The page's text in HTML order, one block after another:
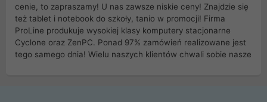
cenie, to zapraszamy! U nas zawsze niskie ceny! Znajdzie się
też tablet i notebook do szkoły, tanio w promocji! Firma
ProLine produkuje wysokiej klasy komputery stacjonarne
Cyclone oraz ZenPC. Ponad 97% zamówień realizowane jest
tego samego dnia! Wielu naszych klientów chwali sobie nasze